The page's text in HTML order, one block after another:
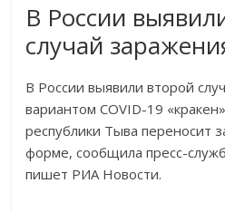
В России
случай
В России выявили второй
вариантом COVID-19
республики Тыва переносит
форме, сообщила пресс-
пишет РИА Новости.